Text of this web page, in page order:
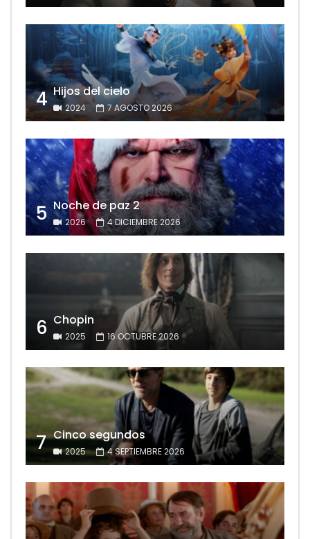
4 Hijos del cielo
2024 7 AGOSTO 2026
5 Noche de paz 2
2026 4 DICIEMBRE 2026
6 Chopin
2025 16 OCTUBRE 2026
7 Cinco segundos
2025 4 SEPTIEMBRE 2026